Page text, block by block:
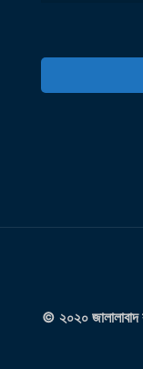
© ২০২০ জালালাবাদ